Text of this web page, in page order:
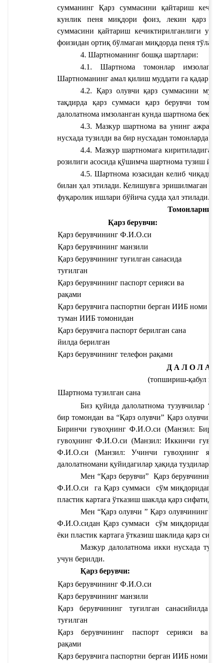
сумманинг Қарз суммасини қайтариш
кунлик пеня миқдори фоиз, лекин қарз
суммасини қайтариш кечиктирилганлиги
фоизидан ортиқ бўлмаган миқдорда пеня
4. Шартноманинг бошқа шартлари:
Шартноманинг амал қилиш муддати га қадар
4.2. Қарз олувчи қарз суммасини
тақдирда қарз суммаси қарз берувчи
далолатнома имзоланган кунда шартнома
4.3. Мазкур шартнома ва унинг
нусхада тузилди ва бир нусхадан томонларда
4.4. Мазкур шартномага
розилиги асосида қўшимча шартнома тузиш
4.5. Шартнома юзасидан келиб
билан ҳал этилади. Келишувга эришилмаган
фуқаролик ишлари бўйича судда ҳал этилади.
Қарз берувчи:
Қарз берувчининг Ф.И.О.си
Қарз берувчининг манзили
Қарз берувчининг туғилган санасида
туғилган
Қарз берувчининг паспорт серияси ва
рақами
туман ИИБ томонидан
йилда берилган
Қарз берувчининг телефон рақами
Д А Л О Л А
(топшириш-қабул
Шартнома тузилган сана
Биз қуйида далолатнома тузувчилар
бир томондан ва “Қарз олувчи” Қарз
Биринчи гувоҳнинг Ф.И.О.си (Манзил:
гувоҳнинг Ф.И.О.си (Манзил: Иккинчи
Ф.И.О.си (Манзил: Учинчи гувоҳнинг
далолатномани қуйидагилар ҳақида туздилар:
Мен “Қарз берувчи” Қарз
Ф.И.О.си
га Қарз суммаси
сўм
пластик картага ўтказиш шаклда қарз
Мен “Қарз олувчи ” Қарз олувчининг
Ф.И.О.сидан Қарз суммаси
сўм
ёки пластик картага ўтказиш шаклида қарз
Мазкур далолатнома икки нусхада
учун берилди.
Қарз берувчи:
Қарз берувчининг Ф.И.О.си
Қарз берувчининг манзили
Қарз берувчининг туғилган санасийилда
туғилган
Қарз берувчининг паспорт серияси ва
рақами